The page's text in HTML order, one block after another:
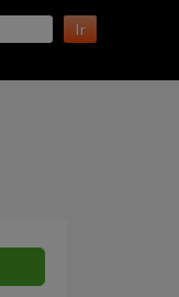
Ir